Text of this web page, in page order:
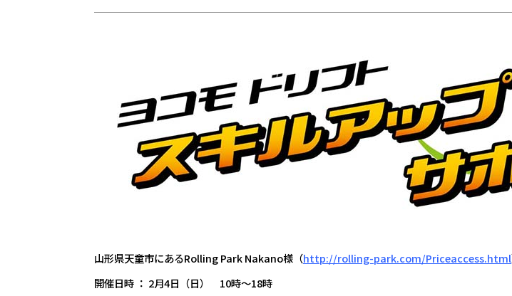
山形県天童市にあるRolling Park Nakano様（http://rolling-park.com/Priceaccess.html
開催日時 ： 2月4日（日） 10時～18時